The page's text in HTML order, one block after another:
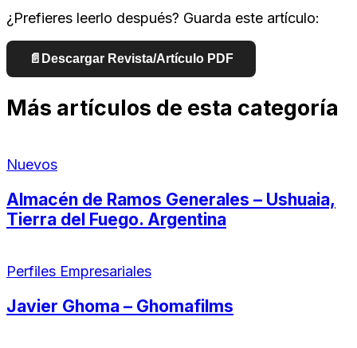
¿Prefieres leerlo después? Guarda este artículo:
📄 Descargar Revista/Artículo PDF
Más artículos de esta categoría
Nuevos
Almacén de Ramos Generales – Ushuaia,
Tierra del Fuego. Argentina
Perfiles Empresariales
Javier Ghoma – Ghomafilms